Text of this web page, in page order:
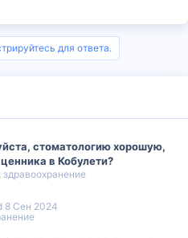
для ответа.
стоматологию хорошую,
в Кобулети?
8 Сен 2024